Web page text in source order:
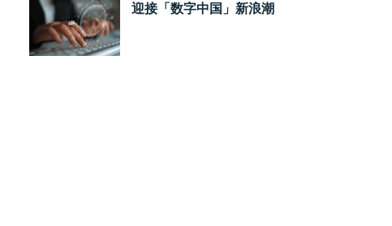
迎接「数字中国」新浪潮